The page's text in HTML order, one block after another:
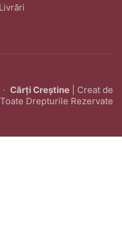
Livrări
Cărți Creștine | Creat de
Drepturile Rezervate